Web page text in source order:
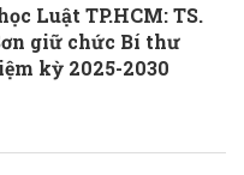
Luật TP.HCM: TS.
giữ chức Bí thư
kỳ 2025-2030